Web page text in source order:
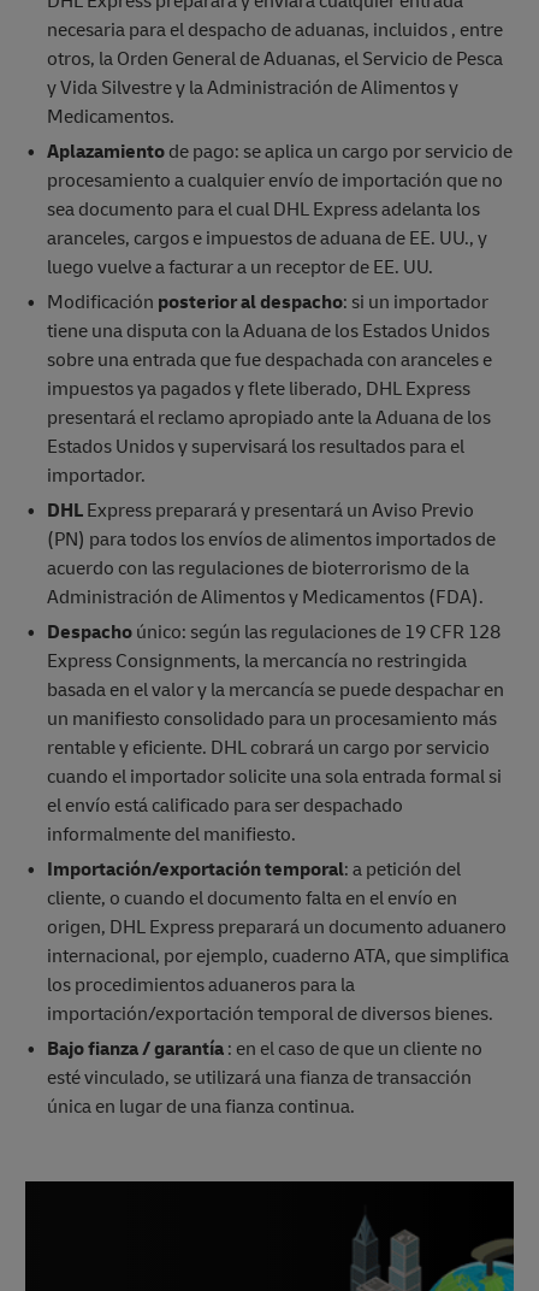
necesaria para el despacho de aduanas, incluidos , entre
otros, la Orden General de Aduanas, el Servicio de Pesca
y Vida Silvestre y la Administración de Alimentos y
Medicamentos.
Aplazamientode pago: se aplica un cargo por servicio de
procesamiento a cualquier envío de importación que no
sea documento para el cual DHL Express adelanta los
aranceles, cargos e impuestos de aduana de EE. UU., y
luego vuelve a facturar a un receptor de EE. UU.
Modificación posterior al despacho: si un importador
tiene una disputa con la Aduana de los Estados Unidos
sobre una entrada que fue despachada con aranceles e
impuestos ya pagados y flete liberado, DHL Express
presentará el reclamo apropiado ante la Aduana de los
Estados Unidos y supervisará los resultados para el
importador.
DHLExpress preparará y presentará un Aviso Previo
(PN) para todos los envíos de alimentos importados de
acuerdo con las regulaciones de bioterrorismo de la
Administración de Alimentos y Medicamentos (FDA).
Despachoúnico: según las regulaciones de 19 CFR 128
Express Consignments, la mercancía no restringida
basada en el valor y la mercancía se puede despachar en
un manifiesto consolidado para un procesamiento más
rentable y eficiente. DHL cobrará un cargo por servicio
cuando el importador solicite una sola entrada formal si
el envío está calificado para ser despachado
informalmente del manifiesto.
Importación/exportación temporal: a petición del
cliente, o cuando el documento falta en el envío en
origen, DHL Express preparará un documento aduanero
internacional, por ejemplo, cuaderno ATA, que simplifica
los procedimientos aduaneros para la
importación/exportación temporal de diversos bienes.
Bajo fianza / garantía: en el caso de que un cliente no
esté vinculado, se utilizará una fianza de transacción
única en lugar de una fianza continua.